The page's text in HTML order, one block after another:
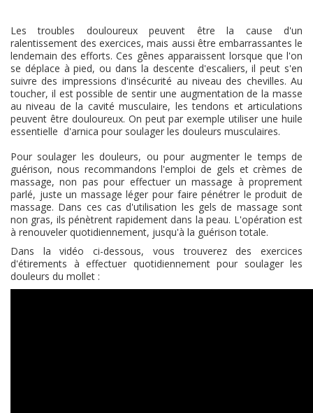
Les troubles douloureux peuvent être la cause d'un
ralentissement des exercices, mais aussi être embarrassantes le
lendemain des efforts. Ces gênes apparaissent lorsque que l'on
se déplace à pied, ou dans la descente d'escaliers, il peut s'en
suivre des impressions d'insécurité au niveau des chevilles. Au
toucher, il est possible de sentir une augmentation de la masse
au niveau de la cavité musculaire, les tendons et articulations
peuvent être douloureux. On peut par exemple utiliser une huile
essentielle d'arnica pour soulager les douleurs musculaires.
Pour soulager les douleurs, ou pour augmenter le temps de
guérison, nous recommandons l'emploi de gels et crèmes de
massage, non pas pour effectuer un massage à proprement
parlé, juste un massage léger pour faire pénétrer le produit de
massage. Dans ces cas d'utilisation les gels de massage sont
non gras, ils pénètrent rapidement dans la peau. L'opération est
à renouveler quotidiennement, jusqu'à la guérison totale.
Dans la vidéo ci-dessous, vous trouverez des exercices
d'étirements à effectuer quotidiennement pour soulager les
douleurs du mollet :